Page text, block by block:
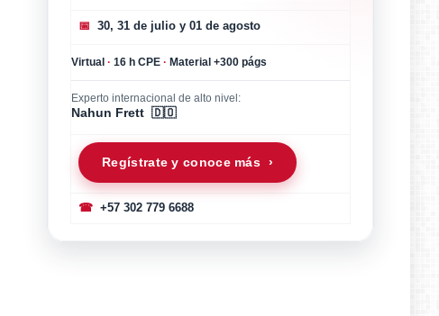
📅 30, 31 de julio y 01 de agosto
Virtual· 16 h CPE· Material +300 págs
Experto internacional de alto nivel:
Nahun Frett 🇩🇴
Regístrate y conoce más ›
☎ +57 302 779 6688